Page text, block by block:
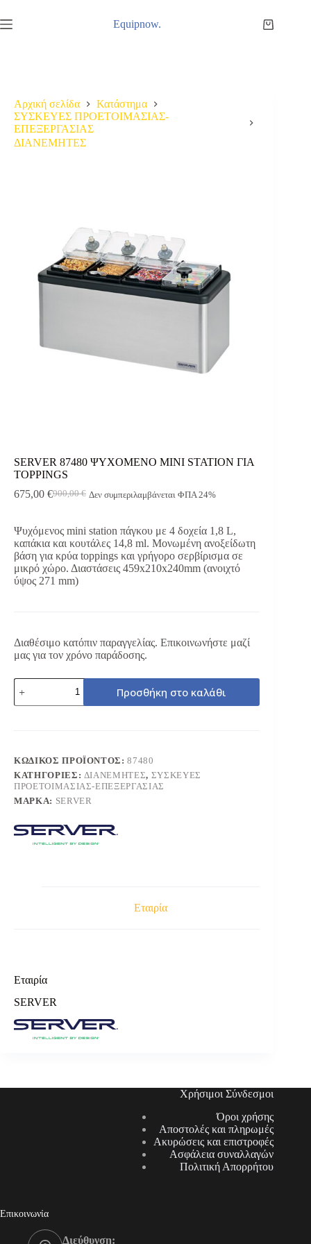
στο
περιεχόμενο
Equipnow.
Καλάθι
Αρχική σελίδα
Κατάστημα
ΣΥΣΚΕΥΕΣ ΠΡΟΕΤΟΙΜΑΣΙΑΣ-
ΕΠΕΞΕΡΓΑΣΙΑΣ
ΔΙΑΝΕΜΗΤΕΣ
SERVER 87480 ΨΥΧΟΜΕΝΟ MINI STATION ΓΙΑ
TOPPINGS
900,00€
Original
900,00 €.
675,00 €Η
είναι:
675,00 €.
Δεν συμπεριλαμβάνεται ΦΠΑ 24%
Ψυχόμενος mini station πάγκου με 4 δοχεία 1,8 L,
καπάκια και κουτάλες 14,8 ml. Μονωμένη ανοξείδωτη
βάση για κρύα toppings και γρήγορο σερβίρισμα σε
μικρό χώρο. Διαστάσεις 459x210x240mm (ανοιχτό
ύψος 271 mm)
Διαθέσιμο κατόπιν παραγγελίας. Επικοινωνήστε μαζί
μας για τον χρόνο παράδοσης.
SERVER
87480
ΨΥΧΟΜΕΝΟ
ποσότητα
Προσθήκη στο καλάθι
ΚΩΔΙΚΌΣ ΠΡΟΪΌΝΤΟΣ:87480
ΚΑΤΗΓΟΡΊΕΣ: ΔΙΑΝΕΜΗΤΕΣ, ΣΥΣΚΕΥΕΣ
ΠΡΟΕΤΟΙΜΑΣΙΑΣ-ΕΠΕΞΕΡΓΑΣΙΑΣ
ΜΆΡΚΑ: SERVER
Εταιρία
Εταιρία
SERVER
Χρήσιμοι Σύνδεσμοι
Όροι χρήσης
Αποστολές και πληρωμές
Ακυρώσεις και επιστροφές
Ασφάλεια συναλλαγών
Πολιτική Απορρήτου
Επικοινωνία
Διεύθυνση: